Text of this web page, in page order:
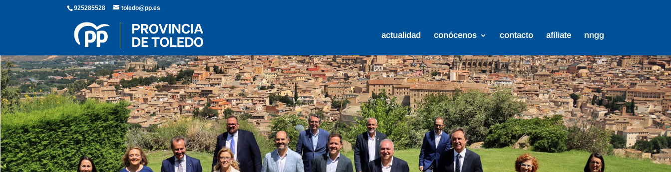
925285528 toledo@pp.es
actualidad conócenos contacto afíliate nngg